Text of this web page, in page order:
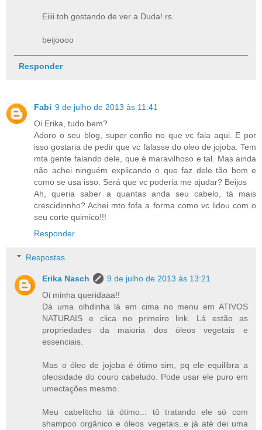
Eiiii toh gostando de ver a Duda! rs.
beijoooo
Responder
Fabi 9 de julho de 2013 às 11:41
Oi Erika, tudo bem?
Adoro o seu blog, super confio no que vc fala aqui. E por
isso gostaria de pedir que vc falasse do oleo de jojoba. Tem
mta gente falando dele, que é maravilhoso e tal. Mas ainda
não achei ninguém explicando o que faz dele tão bom e
como se usa isso. Será que vc poderia me ajudar? Beijos
Ah, queria saber a quantas anda seu cabelo, tá mais
crescidinnho? Achei mto fofa a forma como vc lidou com o
seu corte quimico!!!
Responder
Respostas
Erika Nasch
9 de julho de 2013 às 13:21
Oi minha queridaaa!!
Dá uma olhdinha lá em cima no menu em ATIVOS
NATURAIS e clica no primeiro link. Lá estão as
propriedades da maioria dos óleos vegetais e
essenciais.
Mas o óleo de jojoba é ótimo sim, pq ele equilibra a
oleosidade do couro cabeludo. Pode usar ele puro em
umectações mesmo.
Meu cabelitcho tá ótimo... tô tratando ele só com
shampoo orgânico e óleos vegetais..e já até dei uma